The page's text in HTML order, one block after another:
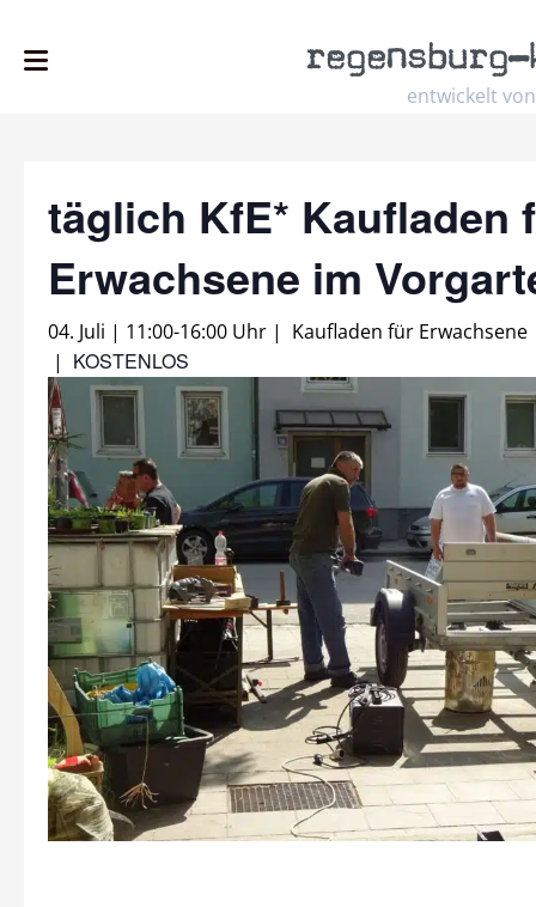
entwickelt von
regensburg–
täglich KfE* Kaufladen
Erwachsene im
04. Juli | 11:00-16:00 Uhr | Kaufladen für Erwachsene
| KOSTENLOS